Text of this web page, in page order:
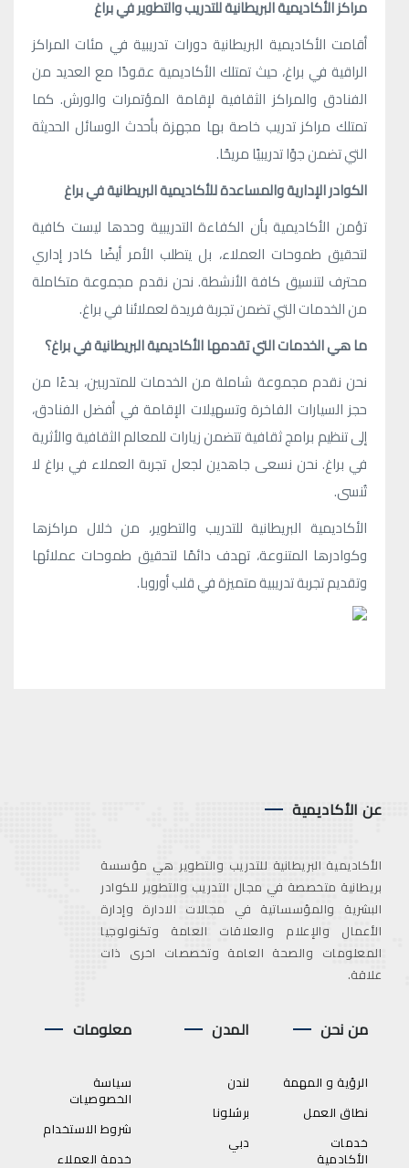
مراكز الأكاديمية البريطانية للتدريب والتطوير في براغ
أقامت الأكاديمية البريطانية دورات تدريبية في مئات المراكز
الراقية في براغ، حيث تمتلك الأكاديمية عقودًا مع العديد من
الفنادق والمراكز الثقافية لإقامة المؤتمرات والورش. كما
تمتلك مراكز تدريب خاصة بها مجهزة بأحدث الوسائل الحديثة
التي تضمن جوًا تدريبيًا مريحًا.
الكوادر الإدارية والمساعدة للأكاديمية البريطانية في براغ
تؤمن الأكاديمية بأن الكفاءة التدريبية وحدها ليست كافية
لتحقيق طموحات العملاء، بل يتطلب الأمر أيضًا كادر إداري
محترف لتنسيق كافة الأنشطة. نحن نقدم مجموعة متكاملة
من الخدمات التي تضمن تجربة فريدة لعملائنا في براغ.
ما هي الخدمات التي تقدمها الأكاديمية البريطانية في براغ؟
نحن نقدم مجموعة شاملة من الخدمات للمتدربين، بدءًا من
حجز السيارات الفاخرة وتسهيلات الإقامة في أفضل الفنادق،
إلى تنظيم برامج ثقافية تتضمن زيارات للمعالم الثقافية والأثرية
في براغ. نحن نسعى جاهدين لجعل تجربة العملاء في براغ لا
تُنسى.
الأكاديمية البريطانية للتدريب والتطوير، من خلال مراكزها
وكوادرها المتنوعة، تهدف دائمًا لتحقيق طموحات عملائها
وتقديم تجربة تدريبية متميزة في قلب أوروبا.
عن الأكاديمية
الأكاديمية البريطانية للتدريب والتطوير هي مؤسسة
بريطانية متخصصة في مجال التدريب والتطوير للكوادر
البشرية والمؤسساتية في مجالات الادارة وإدارة
الأعمال والإعلام والعلاقات العامة وتكنولوجيا
المعلومات والصحة العامة وتخصصات اخرى ذات
علاقة.
من نحن
الرؤية و المهمة
نطاق العمل
خدمات
الأكادمية
المدن
لندن
برشلونا
دبي
معلومات
سياسة
الخصوصيات
شروط الاستخدام
خدمة العملاء